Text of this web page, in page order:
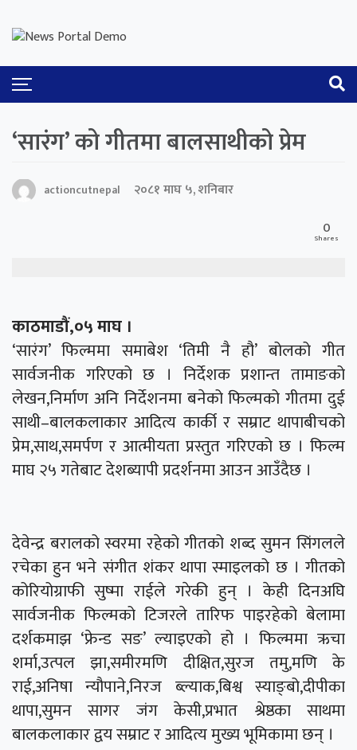
‘सारंग’ को गीतमा बालसाथीको प्रेम
actioncutnepal
२०८१ माघ ५, शनिबार
0
Shares
काठमाडौं,०५ माघ ।
‘सारंग’ फिल्ममा समाबेश ‘तिमी नै हौ’ बोलको गीत
सार्वजनीक गरिएको छ । निर्देशक प्रशान्त तामाङको
लेखन,निर्माण अनि निर्देशनमा बनेको फिल्मको गीतमा दुई
साथी–बालकलाकार आदित्य कार्की र सम्राट थापाबीचको
प्रेम,साथ,समर्पण र आत्मीयता प्रस्तुत गरिएको छ । फिल्म
माघ २५ गतेबाट देशब्यापी प्रदर्शनमा आउन आउँदैछ ।
देवेन्द्र बरालको स्वरमा रहेको गीतको शब्द सुमन सिंगलले
रचेका हुन भने संगीत शंकर थापा स्माइलको छ । गीतको
कोरियोग्राफी सुष्मा राईले गरेकी हुन् । केही दिनअघि
सार्वजनीक फिल्मको टिजरले तारिफ पाइरहेको बेलामा
दर्शकमाझ ‘फ्रेन्ड सङ’ ल्याइएको हो । फिल्ममा ऋचा
शर्मा,उत्पल झा,समीरमणि दीक्षित,सुरज तमु,मणि के
राई,अनिषा न्यौपाने,निरज ब्ल्याक,बिश्व स्याङ्बो,दीपीका
थापा,सुमन सागर जंग केसी,प्रभात श्रेष्ठका साथमा
बालकलाकार द्वय सम्राट र आदित्य मुख्य भूमिकामा छन् ।